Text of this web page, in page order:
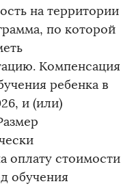
на территории
по которой
Компенсация
ребенка в
и (или)
оплату стоимости
обучения